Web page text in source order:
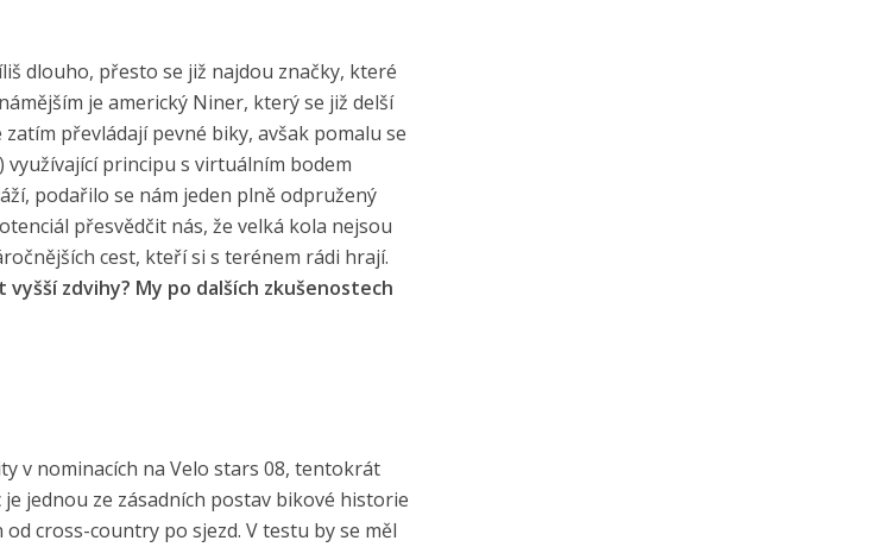
dlouho, přesto se již najdou značky, které
je americký Niner, který se již delší
převládají pevné biky, avšak pomalu se
principu s virtuálním bodem
podařilo se nám jeden plně odpružený
přesvědčit nás, že velká kola nejsou
cest, kteří si s terénem rádi hrají.
zdvihy? My po dalších zkušenostech
v nominacích na Velo stars 08, tentokrát
jednou ze zásadních postav bikové historie
cross-country po sjezd. V testu by se měl